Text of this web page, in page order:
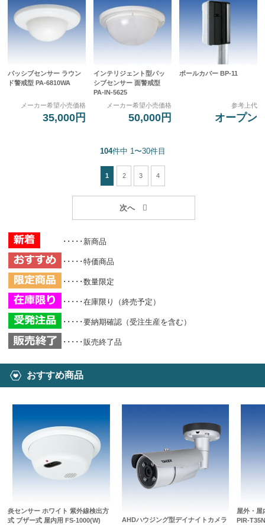
パッシブセンサー ラウン
ド警戒型 PA-6810WA
メーカー希望小売価格
35,000円
インテリジェント型パッ
シブセンサー 面警戒型
PA-IN-5625
メーカー希望小売価格
50,000円
ポールカバー BP-11
参考上代
オープン
104件中 1〜30件目
1 2 3 4
･････新商品
･････特価商品
･････数量限定
･････在庫限り（終売予定）
･････要納期確認（受注生産を含む）
･････販売終了品
おすすめ商品
炎センサー ホワイト 紫外線検出方
式 ブザー式 屋内用 FS-1000(W)
AHDハウジング型デイナイトカメラ
屋外・屋
PIR-